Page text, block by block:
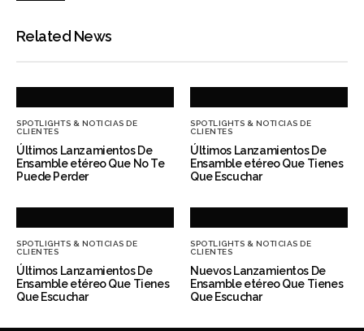
Related News
SPOTLIGHTS & NOTICIAS DE
CLIENTES
Últimos Lanzamientos De
Ensamble etéreo Que No Te
Puede Perder
SPOTLIGHTS & NOTICIAS DE
CLIENTES
Últimos Lanzamientos De
Ensamble etéreo Que Tienes
Que Escuchar
SPOTLIGHTS & NOTICIAS DE
CLIENTES
Últimos Lanzamientos De
Ensamble etéreo Que Tienes
Que Escuchar
SPOTLIGHTS & NOTICIAS DE
CLIENTES
Nuevos Lanzamientos De
Ensamble etéreo Que Tienes
Que Escuchar